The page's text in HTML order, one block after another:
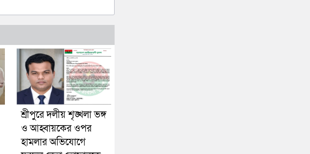
শ্রীপুরে দলীয় শৃঙ্খলা ভঙ্গ
ও আহ্বায়কের ওপর
হামলার অভিযোগে